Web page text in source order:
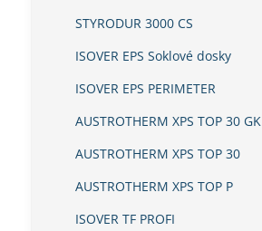
STYRODUR 3000 CS
ISOVER EPS Soklové dosky
ISOVER EPS PERIMETER
AUSTROTHERM XPS TOP 30 GK
AUSTROTHERM XPS TOP 30
AUSTROTHERM XPS TOP P
ISOVER TF PROFI